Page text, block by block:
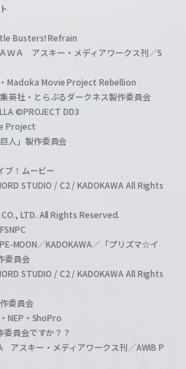
Busters! Refrain
ＷＡ アスキー・メディアワークス刊／S
Madoka Movie Project Rebellion
英社・とらぶるダークネス製作委員会
©PROJECT DD3
Project
人」製作委員会
ブ！ムービー
STUDIO / C2 / KADOKAWA All Rights
LTD. All Rights Reserved.
MOON／KADOKAWA／「プリズマ☆イ
委員会
STUDIO / C2 / KADOKAWA All Rights
委員会
NEP・ShoPro
員会ですか？？
アスキー・メディアワークス刊／AWIB P